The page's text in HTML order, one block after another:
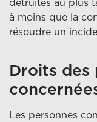
détruites au plus
à moins que la
résoudre un
Droits des
Les personnes